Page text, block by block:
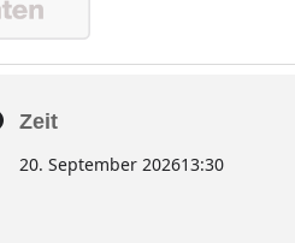
Zeit
20. September 202613:30